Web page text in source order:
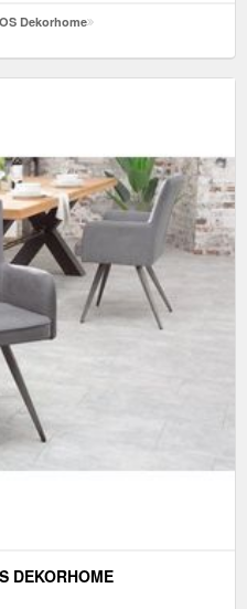
Dekorhome
DEKORHOME